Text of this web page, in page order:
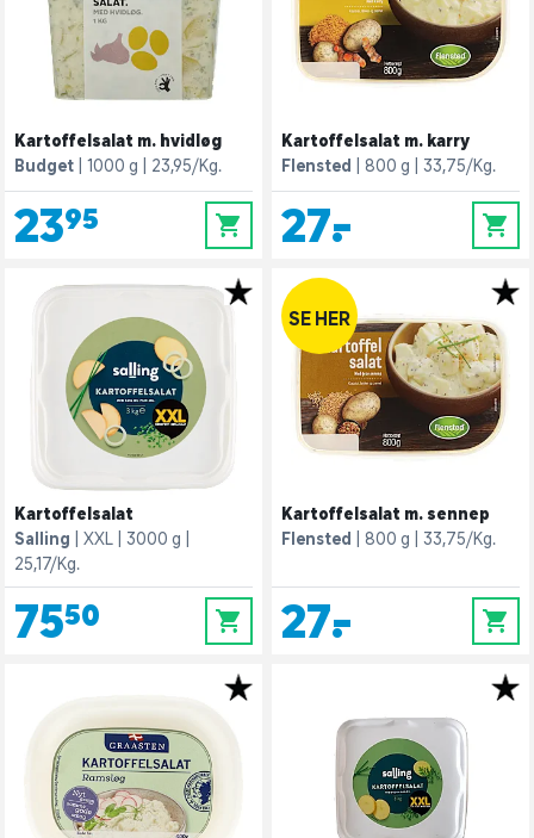
Kartoffelsalat m. hvidløg
Budget
1000 g 23,95/Kg.
23,95 0
Kartoffelsalat m. karry
Flensted
800 g 33,75/Kg.
27,- 0
Kartoffelsalat
Salling
XXL
3000 g
25,17/Kg.
75,50 0
SE HER
Kartoffelsalat m. sennep
Flensted
800 g 33,75/Kg.
27,- 0